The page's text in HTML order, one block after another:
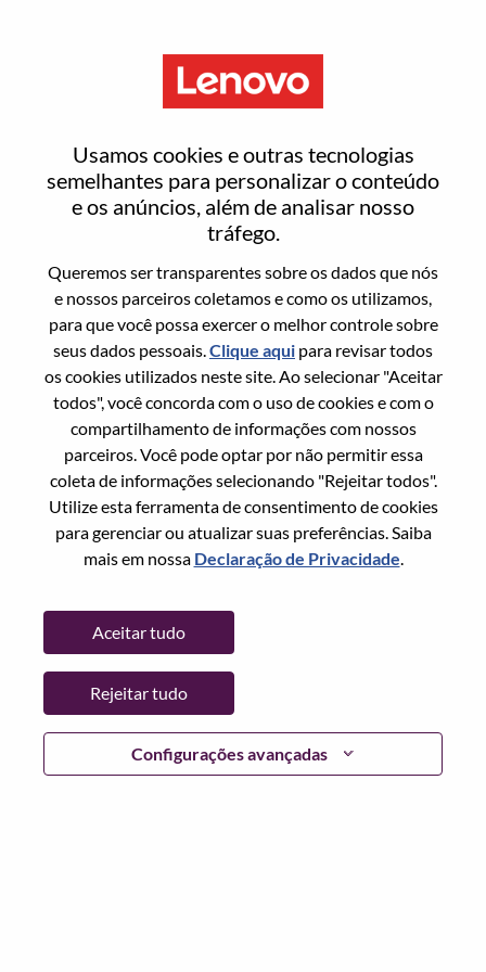
Usamos cookies e outras tecnologias
semelhantes para personalizar o conteúdo
e os anúncios, além de analisar nosso
tráfego.
Queremos ser transparentes sobre os dados que nós
e nossos parceiros coletamos e como os utilizamos,
para que você possa exercer o melhor controle sobre
seus dados pessoais.Clique aqui para revisar todos
os cookies utilizados neste site. Ao selecionar "Aceitar
todos", você concorda com o uso de cookies e com o
compartilhamento de informações com nossos
parceiros. Você pode optar por não permitir essa
coleta de informações selecionando "Rejeitar todos".
Utilize esta ferramenta de consentimento de cookies
para gerenciar ou atualizar suas preferências. Saiba
mais em nossa Declaração de Privacidade.
Configurações avançadas
Aceitar tudo
Rejeitar tudo
Redefinir senha
Tem certeza que deseja redefinir sua
Enter the email address associated with your
account, then click "Continue".
Vamos enviar por email um link para você
redefinir sua senha.
Redefinir senha com seu email
Email*
Continuar